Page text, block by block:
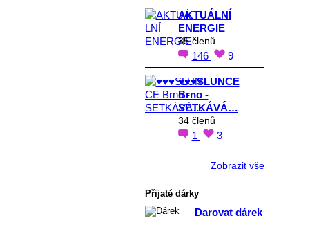
AKTUÁLNÍ
ENERGIE
35 členů
146 9
♥♥♥SLUNCE
Brno -
SETKÁVÁ…
34 členů
1 3
Zobrazit vše
Přijaté dárky
Darovat dárek